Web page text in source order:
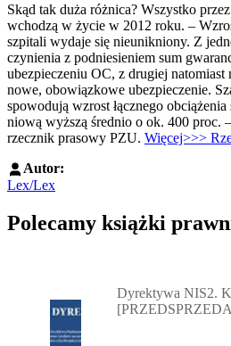
Skąd tak du­ża różni­ca? Wszyst­ko
wcho­dzą w ży­cie w 2012 ro­ku. –
szpi­ta­li wy­da­je się nie­unik­nio­ny. Z
czy­nie­nia z pod­nie­sie­niem sum
ubez­pie­cze­niu OC, z dru­giej
no­we, obo­wiąz­ko­we ubez­pie­cze­nie.
spo­wo­du­ją wzrost łącz­ne­go
nio­wą wyższą śred­nio o ok. 400 proc.
rzecz­nik pra­so­wy PZU. Więcej>>>
Autor:
Lex/Lex
Polecamy książki
Dyrektywa NIS2.